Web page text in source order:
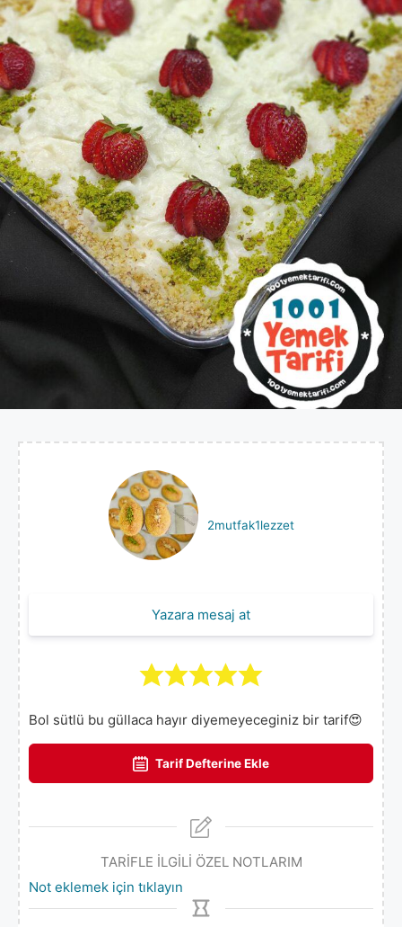
2mutfak1lezzet
Yazara mesaj at
Bol sütlü bu güllaca hayır diyemeyeceginiz bir tarif😍
Tarif Defterine Ekle
TARİFLE İLGİLİ ÖZEL NOTLARIM
Not eklemek için tıklayın